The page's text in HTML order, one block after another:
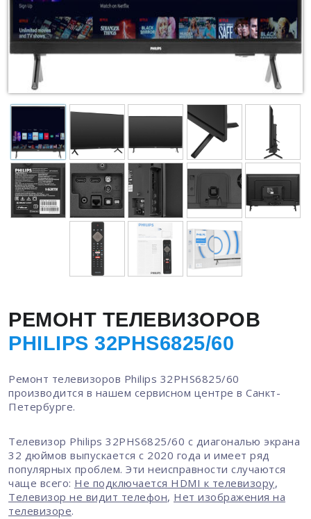
РЕМОНТ ТЕЛЕВИЗОРОВ
PHILIPS 32PHS6825/60
Ремонт телевизоров Philips 32PHS6825/60
производится в нашем сервисном центре в Санкт-
Петербурге.
Телевизор Philips 32PHS6825/60 с диагональю экрана
32 дюймов выпускается с 2020 года и имеет ряд
популярных проблем. Эти неисправности случаются
чаще всего: Не подключается HDMI к телевизору,
Телевизор не видит телефон, Нет изображения на
телевизоре.